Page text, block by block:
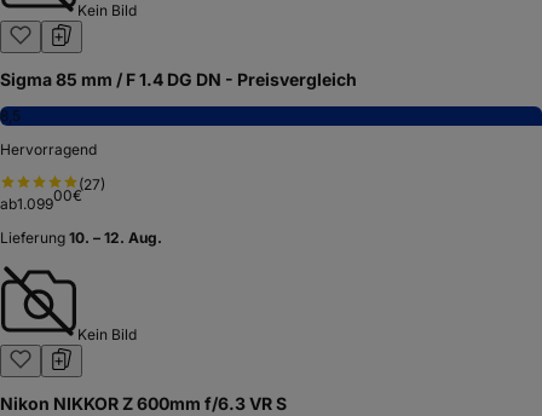
Kein Bild
Sigma 85 mm / F 1.4 DG DN - Preisvergleich
8,5
Hervorragend
(27)
ab1.09900€
Lieferung 10. – 12. Aug.
Kein Bild
Nikon NIKKOR Z 600mm f/6.3 VR S